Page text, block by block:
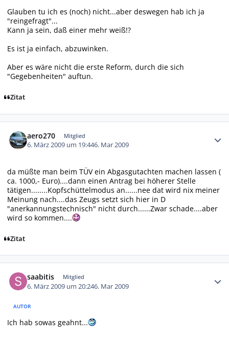
Glauben tu ich es (noch) nicht...aber deswegen hab ich ja
"reingefragt"...
Kann ja sein, daß einer mehr weiß!?
Es ist ja einfach, abzuwinken.
Aber es wäre nicht die erste Reform, durch die sich
"Gegebenheiten" auftun.
Zitat
aero270 Mitglied
6. März 2009 um 19:446. Mar 2009
da müßte man beim TÜV ein Abgasgutachten machen lassen (
ca. 1000,- Euro)....dann einen Antrag bei höherer Stelle
tätigen........Kopfschüttelmodus an......nee dat wird nix meiner
Meinung nach....das Zeugs setzt sich hier in D
"anerkannungstechnisch" nicht durch......Zwar schade....aber
wird so kommen....
Zitat
saabitis Mitglied
6. März 2009 um 20:246. Mar 2009
AUTOR
Ich hab sowas geahnt...